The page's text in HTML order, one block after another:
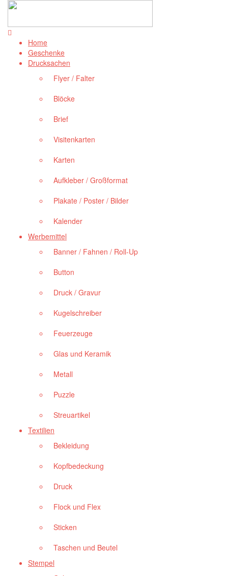
Home
Geschenke
Drucksachen
Flyer / Falter
Blöcke
Brief
Visitenkarten
Karten
Aufkleber / Großformat
Plakate / Poster / Bilder
Kalender
Werbemittel
Banner / Fahnen / Roll-Up
Button
Druck / Gravur
Kugelschreiber
Feuerzeuge
Glas und Keramik
Metall
Puzzle
Streuartikel
Textilien
Bekleidung
Kopfbedeckung
Druck
Flock und Flex
Sticken
Taschen und Beutel
Stempel